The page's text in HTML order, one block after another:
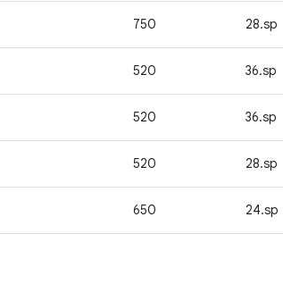
750 28.sp
520 36.sp
520 36.sp
520 28.sp
650 24.sp